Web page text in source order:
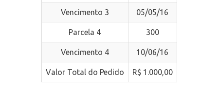
Vencimento 3 05/05/16
Parcela 4 300
Vencimento 4 10/06/16
Valor Total do Pedido R$ 1.000,00